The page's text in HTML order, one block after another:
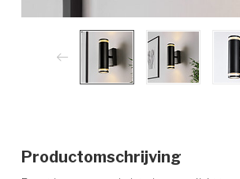
Productomschrijving